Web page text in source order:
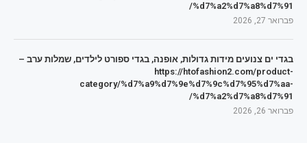
%d7%a2%d7%a8%d7%91/
פברואר 27, 2026
בגדי ים צנועים מידות גדולות, אופנה, בגדי ספורט לילדים, שמלות ערב –
https://htofashion2.com/product-
category/%d7%a9%d7%9e%d7%9c%d7%95%d7%aa-
%d7%a2%d7%a8%d7%91/
פברואר 26, 2026